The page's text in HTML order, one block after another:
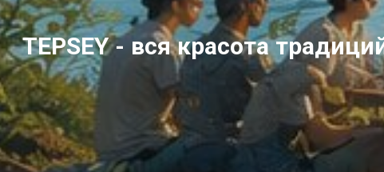
TEPSEY - вся красота